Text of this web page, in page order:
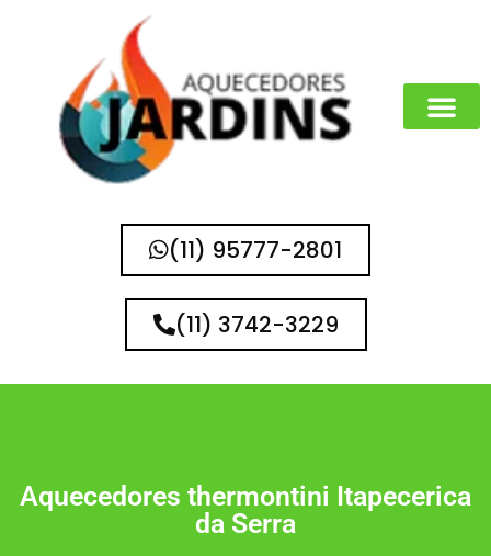
(11) 95777-2801
(11) 3742-3229
Aquecedores thermontini Itapecerica
da Serra